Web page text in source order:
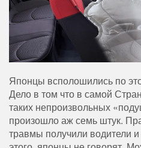
Японцы всполошились по
Дело в том что в самой
таких непроизвольных
произошло аж семь штук.
травмы получили водители